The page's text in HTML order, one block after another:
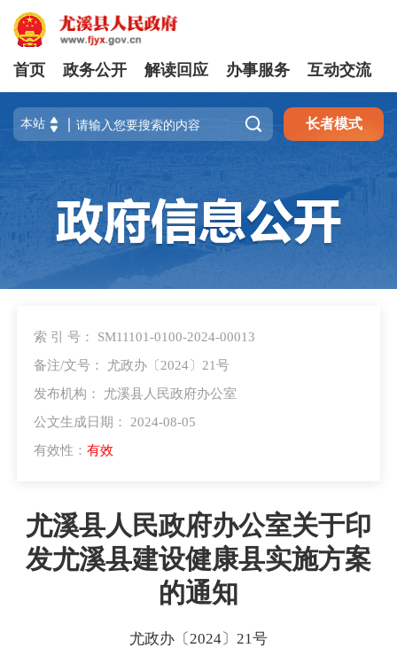
首页 政务公开 解读回应 办事服务 互动交流
 长者模式
索 引 号： SM11101-0100-2024-00013
备注/文号： 尤政办〔2024〕21号
发布机构： 尤溪县人民政府办公室
公文生成日期： 2024-08-05
有效性： 有效
尤溪县人民政府办公室关于印
发尤溪县建设健康县实施方案
的通知
尤政办〔2024〕21号